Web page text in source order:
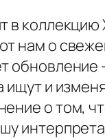
в
нам о
ищут и
о том,